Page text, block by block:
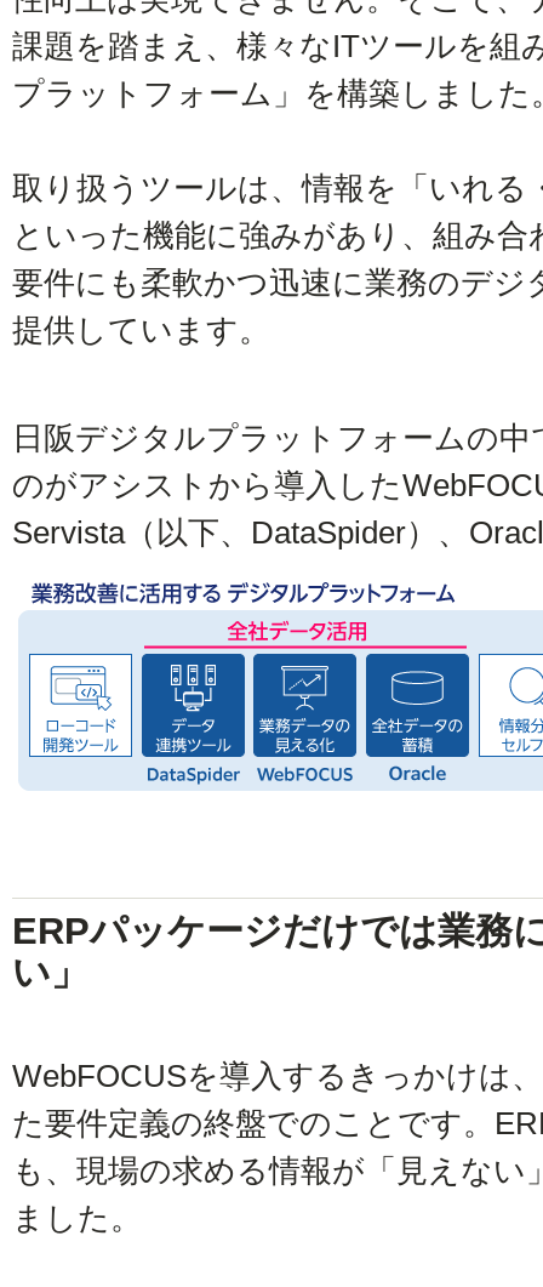
課題を踏まえ、様々なITツールを組
プラットフォーム」を構築しました
取り扱うツールは、情報を「いれ
といった機能に強みがあり、組み
要件にも柔軟かつ迅速に業務のデジ
提供しています。
日阪デジタルプラットフォームの
のがアシストから導入した
Servista（以下、DataSpider）、
ERPパッケージだけでは業務
い」
WebFOCUSを導入するきっかけは
た要件定義の終盤でのことです。
も、現場の求める情報が「見えな
ました。